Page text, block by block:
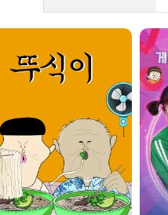
백앤아: 고고프렌즈3
에피소드 3
10:30 백앤아: 고고프렌즈3
에피소드 4